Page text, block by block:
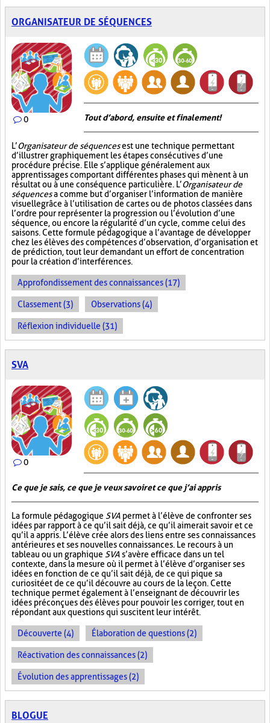
ORGANISATEUR DE SÉQUENCES
0 Tout d’abord, ensuite et finalement!
L’Organisateur de séquencesest une technique permettant
d’illustrer graphiquement les étapes consécutives d’une
procédure précise. Elle s’applique généralement aux
apprentissages comportant différentes phases qui mènent à un
résultat ou à une conséquence particulière. L’Organisateur de
séquencesa comme but d’organiser l’information de manière
visuellegrâce à l’utilisation de cartes ou de photos classées dans
l’ordre pour représenter la progression ou l’évolution d’une
séquence, ou encore la régularité d’un cycle, comme celui des
saisons. Cette formule pédagogique a l’avantage de développer
chez les élèves des compétences d’observation, d’organisation et
de prédiction, tout leur demandant un effort de concentration
pour la création d’interférences.
Approfondissement des connaissances (17)
Classement (3) Observations (4)
Réflexion individuelle (31)
SVA
0
Ce que je sais, ce que je veux savoir et ce que j’ai appris
La formule pédagogique SVA permet à l’élève de confronter ses
idées par rapport à ce qu’il sait déjà, ce qu’il aimerait savoir et ce
qu’il a appris. L’élève crée alors des liens entre ses connaissances
antérieures et ses nouvelles connaissances. Le recours à un
tableau ou un graphique SVA s’avère efficace dans un tel
contexte, dans la mesure où il permet à l’élève d’organiser ses
idées en fonction de ce qu’il sait déjà, de ce qui pique sa
curiosité et de ce qu’il découvre au cours de la leçon. Cette
technique permet également à l’enseignant de découvrir les
idées préconçues des élèves pour pouvoir les corriger, tout en
répondant aux questions qui suscitent leur intérêt.
Découverte (4) Élaboration de questions (2)
Réactivation des connaissances (2)
Évolution des apprentissages (2)
BLOGUE